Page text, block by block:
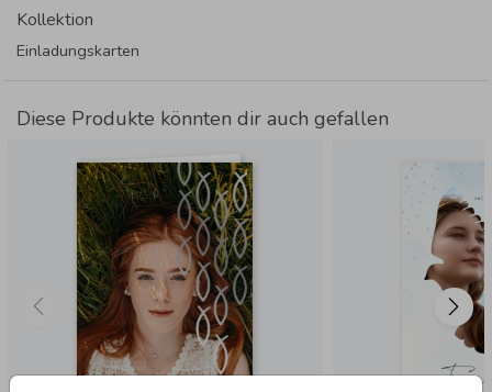
Kollektion
Einladungskarten
Diese Produkte könnten dir auch gefallen